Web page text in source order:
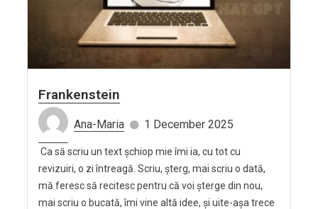
Frankenstein
Ana-Maria 1 December 2025
Ca să scriu un text șchiop mie îmi ia, cu tot cu
revizuiri, o zi întreagă. Scriu, șterg, mai scriu o dată,
mă feresc să recitesc pentru că voi șterge din nou,
mai scriu o bucată, îmi vine altă idee, și uite-așa trece